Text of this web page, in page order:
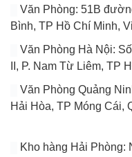
Văn Phòng: 51B
Bình, TP Hồ Chí Minh,
Văn Phòng Hà Nội:
II, P. Nam Từ Liêm, TP
Văn Phòng Quảng
Hải Hòa, TP Móng Cái,
Kho hàng Hải Phòng: